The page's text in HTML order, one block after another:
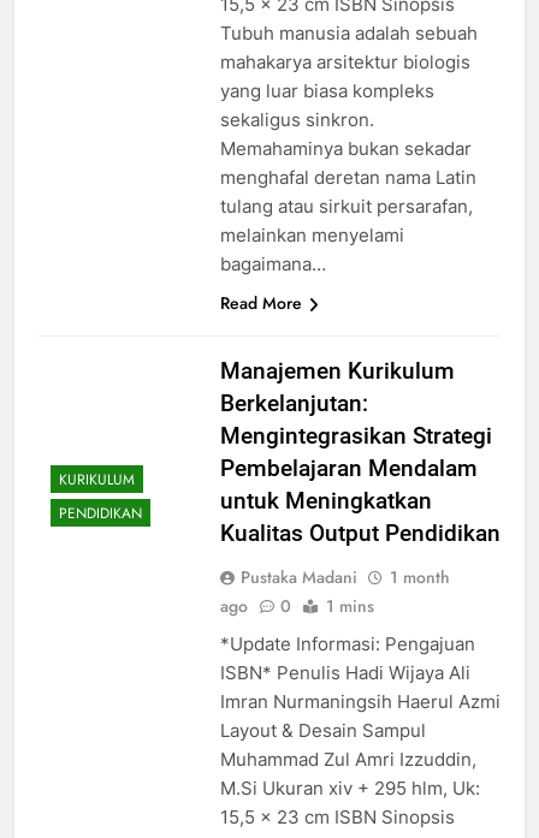
Tubuh manusia adalah sebuah
mahakarya arsitektur biologis
yang luar biasa kompleks
sekaligus sinkron.
Memahaminya bukan sekadar
menghafal deretan nama Latin
tulang atau sirkuit persarafan,
melainkan menyelami
bagaimana…
Read More
KURIKULUM
PENDIDIKAN
Manajemen Kurikulum
Berkelanjutan:
Mengintegrasikan Strategi
Pembelajaran Mendalam
untuk Meningkatkan
Kualitas Output Pendidikan
Pustaka Madani
1 month
ago
0 1 mins
*Update Informasi: Pengajuan
ISBN* Penulis Hadi Wijaya Ali
Imran Nurmaningsih Haerul Azmi
Layout & Desain Sampul
Muhammad Zul Amri Izzuddin,
M.Si Ukuran xiv + 295 hlm, Uk:
15,5 x 23 cm ISBN Sinopsis